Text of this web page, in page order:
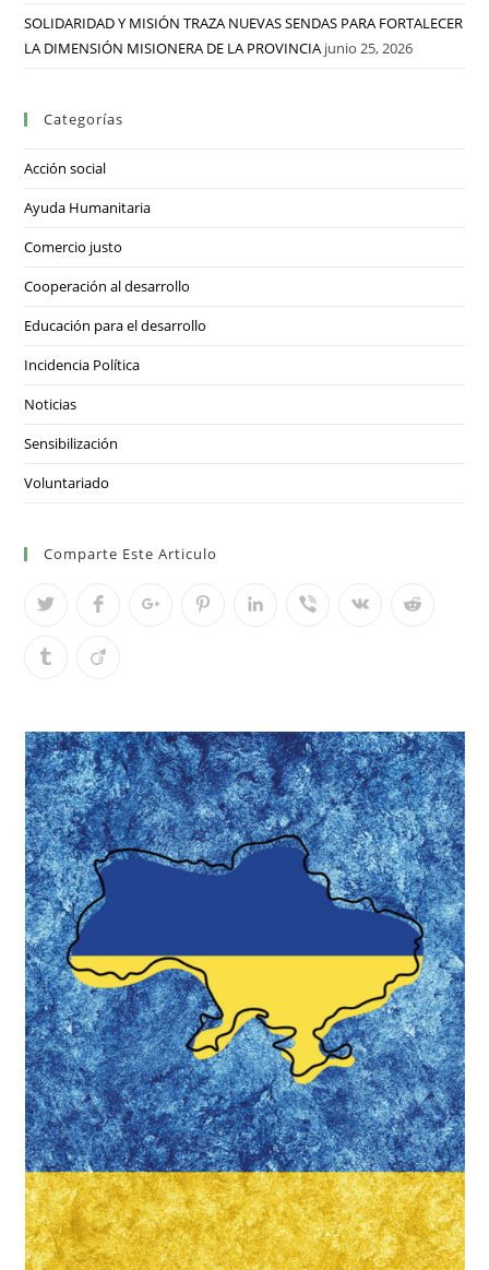
SOLIDARIDAD Y MISIÓN TRAZA NUEVAS SENDAS PARA FORTALECER
LA DIMENSIÓN MISIONERA DE LA PROVINCIA junio 25, 2026
Categorías
Acción social
Ayuda Humanitaria
Comercio justo
Cooperación al desarrollo
Educación para el desarrollo
Incidencia Política
Noticias
Sensibilización
Voluntariado
Comparte Este Articulo